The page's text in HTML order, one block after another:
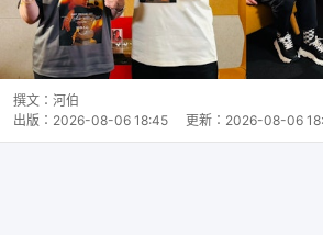
撰文： 河伯
出版： 2026-08-06 18:45 更新： 2026-08-06